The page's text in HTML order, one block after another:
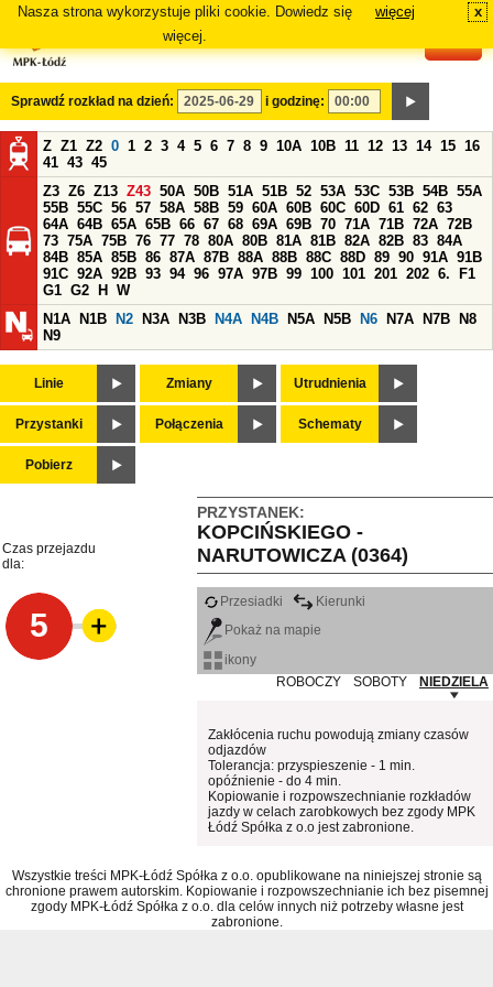
Nasza strona wykorzystuje pliki cookie. Dowiedz się
więcej.
więcej x
Sprawdź rozkład na dzień: i godzinę:
Z Z1 Z2 0 1 2 3 4 5 6 7 8 9 10A 10B 11 12 13 14 15 16
41 43 45
Z3 Z6 Z13 Z43 50A 50B 51A 51B 52 53A 53C 53B 54B 55A
55B 55C 56 57 58A 58B 59 60A 60B 60C 60D 61 62 63
64A 64B 65A 65B 66 67 68 69A 69B 70 71A 71B 72A 72B
73 75A 75B 76 77 78 80A 80B 81A 81B 82A 82B 83 84A
84B 85A 85B 86 87A 87B 88A 88B 88C 88D 89 90 91A 91B
91C 92A 92B 93 94 96 97A 97B 99 100 101 201 202 6.
F1
G1 G2 H
W
N1A
N1B N2 N3A N3B N4A N4B N5A N5B N6 N7A N7B
N8
N9
Linie Zmiany Utrudnienia
Przystanki Połączenia Schematy
Pobierz
PRZYSTANEK:
KOPCIŃSKIEGO -
NARUTOWICZA (0364)
Czas przejazdu
dla:
5
Przesiadki
Kierunki
Pokaż na mapie
ikony
ROBOCZY
SOBOTY NIEDZIELA
Zakłócenia ruchu powodują zmiany czasów
odjazdów
Tolerancja: przyspieszenie - 1 min.
opóźnienie - do 4 min.
Kopiowanie i rozpowszechnianie rozkładów
jazdy w celach zarobkowych bez zgody MPK
Łódź Spółka z o.o jest zabronione.
Wszystkie treści MPK-Łódź Spółka z o.o. opublikowane na niniejszej stronie są
chronione prawem autorskim. Kopiowanie i rozpowszechnianie ich bez pisemnej
zgody MPK-Łódź Spółka z o.o. dla celów innych niż potrzeby własne jest
zabronione.